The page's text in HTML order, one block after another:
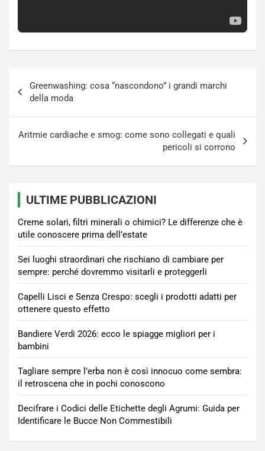
articoli
Greenwashing: cosa “nascondono” i grandi marchi
della moda
Aritmie cardiache e smog: come sono collegati e quali
pericoli si corrono
ULTIME PUBBLICAZIONI
Creme solari, filtri minerali o chimici? Le differenze che è
utile conoscere prima dell’estate
Sei luoghi straordinari che rischiano di cambiare per
sempre: perché dovremmo visitarli e proteggerli
Capelli Lisci e Senza Crespo: scegli i prodotti adatti per
ottenere questo effetto
Bandiere Verdi 2026: ecco le spiagge migliori per i
bambini
Tagliare sempre l’erba non è così innocuo come sembra:
il retroscena che in pochi conoscono
Decifrare i Codici delle Etichette degli Agrumi: Guida per
Identificare le Bucce Non Commestibili